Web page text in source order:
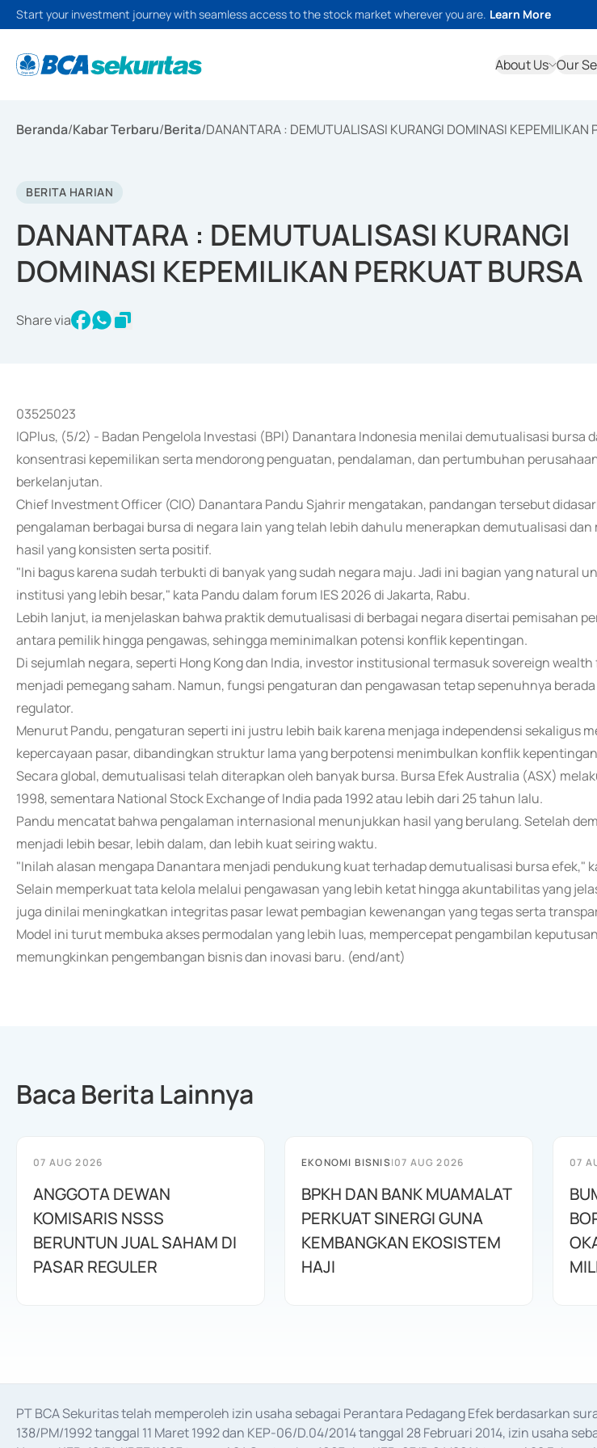
Start your investment journey with seamless access to the stock market wherever you are. Learn More
About Us Our
Beranda/Kabar Terbaru/Berita/DANANTARA : DEMUTUALISASI KURANGI DOMINASI KEPEMILIKAN
BERITA HARIAN
DANANTARA : DEMUTUALISASI KURANGI
DOMINASI KEPEMILIKAN PERKUAT BURSA
Share via
03525023
IQPlus, (5/2) - Badan Pengelola Investasi (BPI) Danantara Indonesia menilai demutualisasi bursa
konsentrasi kepemilikan serta mendorong penguatan, pendalaman, dan pertumbuhan
berkelanjutan.
Chief Investment Officer (CIO) Danantara Pandu Sjahrir mengatakan, pandangan tersebut
pengalaman berbagai bursa di negara lain yang telah lebih dahulu menerapkan demutualisasi
hasil yang konsisten serta positif.
"Ini bagus karena sudah terbukti di banyak yang sudah negara maju. Jadi ini bagian yang natural
institusi yang lebih besar," kata Pandu dalam forum IES 2026 di Jakarta, Rabu.
Lebih lanjut, ia menjelaskan bahwa praktik demutualisasi di berbagai negara disertai pemisahan
antara pemilik hingga pengawas, sehingga meminimalkan potensi konflik kepentingan.
Di sejumlah negara, seperti Hong Kong dan India, investor institusional termasuk sovereign
menjadi pemegang saham. Namun, fungsi pengaturan dan pengawasan tetap sepenuhnya
regulator.
Menurut Pandu, pengaturan seperti ini justru lebih baik karena menjaga independensi sekaligus
kepercayaan pasar, dibandingkan struktur lama yang berpotensi menimbulkan konflik
Secara global, demutualisasi telah diterapkan oleh banyak bursa. Bursa Efek Australia (ASX)
1998, sementara National Stock Exchange of India pada 1992 atau lebih dari 25 tahun lalu.
Pandu mencatat bahwa pengalaman internasional menunjukkan hasil yang berulang. Setelah
menjadi lebih besar, lebih dalam, dan lebih kuat seiring waktu.
"Inilah alasan mengapa Danantara menjadi pendukung kuat terhadap demutualisasi bursa efek,"
Selain memperkuat tata kelola melalui pengawasan yang lebih ketat hingga akuntabilitas yang
juga dinilai meningkatkan integritas pasar lewat pembagian kewenangan yang tegas serta
Model ini turut membuka akses permodalan yang lebih luas, mempercepat pengambilan
memungkinkan pengembangan bisnis dan inovasi baru. (end/ant)
Baca Berita Lainnya
07 AUG 2026
ANGGOTA DEWAN
KOMISARIS NSSS
BERUNTUN JUAL SAHAM DI
PASAR REGULER
EKONOMI BISNIS|07 AUG 2026
BPKH DAN BANK MUAMALAT
PERKUAT SINERGI GUNA
KEMBANGKAN EKOSISTEM
HAJI
07
PT BCA Sekuritas telah memperoleh izin usaha sebagai Perantara Pedagang Efek berdasarkan
138/PM/1992 tanggal 11 Maret 1992 dan KEP-06/D.04/2014 tanggal 28 Februari 2014, izin usaha